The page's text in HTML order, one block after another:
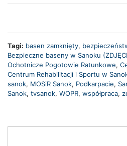
Tagi: basen zamknięty,
Bezpieczne baseny w Sanoku
Ochotnicze Pogotowie Ratunkowe,
Centrum Rehabilitacji i Sportu w
sanok, MOSiR Sanok, Podkarpacie,
Sanok, tvsanok, WOPR, współpraca,